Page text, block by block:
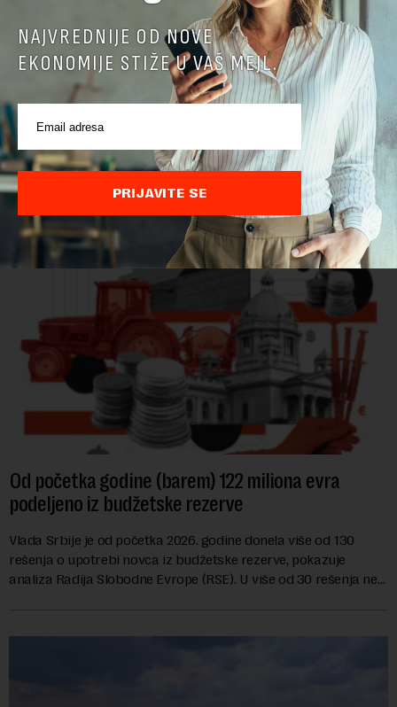
Ministarstvo: EK potvrdila da je Srbija unapredila
kontrolu hrane biljnog porekla
Ministarstvo poljoprivrede, šumarstva i vodoprivrede saopštilo
je danas da je Evropska komisija potvrdila da je Srbija
značajno unapredila sistem službenih kontrola bezbednosti
hrane biljnog porekla, te da k...
Od početka godine (barem) 122 miliona evra
podeljeno iz budžetske rezerve
Vlada Srbije je od početka 2026. godine donela više od 130
rešenja o upotrebi novca iz budžetske rezerve, pokazuje
analiza Radija Slobodne Evrope (RSE). U više od 30 rešenja ne
NAJVREDNIJE OD NOVE
EKONOMIJE STIŽE U VAŠ MEJL.
PRIJAVITE SE